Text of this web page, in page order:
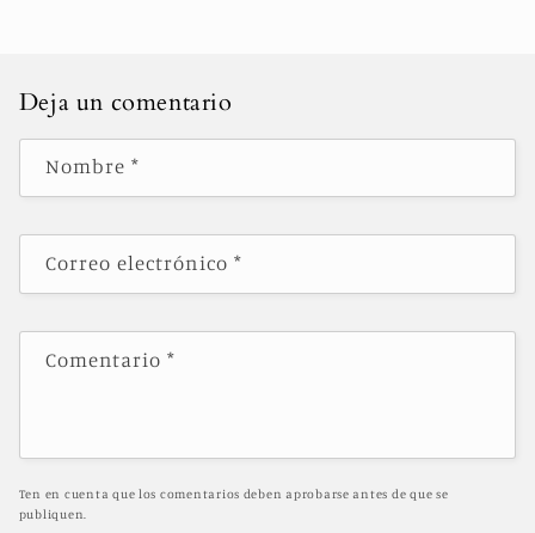
Deja un comentario
Nombre*
Correo electrónico *
Comentario*
Ten en cuenta que los comentarios deben aprobarse antes de que se
publiquen.